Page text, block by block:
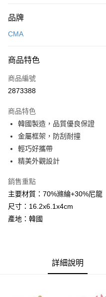
台灣樂天信用卡公司
玉山商業銀行
台灣樂天信用卡公司
1.本服務由台灣大哥大提供，台灣
流程，驗證手機門號後，選擇欲分
3.實際核准額度、可分期數及費用
消。如遇「轉專審核」未通過狀況
法說明評估內容。
【繳款方式說明】
1.分期款項不併入電信帳單，「大
醒簡訊。
2.透過簡訊連結打開帳單後，可選
【注意事項】
1.本服務係由「台灣大哥大股份有
用戶於交易時，得透過本服務購買
買賣價金債權讓與本公司後，依約
2.基於同意付款使用「大哥付你分
AFTEE先享後付
【關於「AFTEE先享後付」】
AFTEE先享後付是「在收到商品之
１．簡單：不需註冊會員、不需綁
３．安心：先確認商品／服務後，再
【「AFTEE先享後付」結帳流程】
１．於結帳方式選擇「AFTEE先享
結帳頁面，進行簡訊認證並確認金
３．收到繳費通知簡訊後14天內，
ATM／網路銀行／等多元方式進行
※ 請注意：結帳手續完成當下不需
購買商品的店家。未經商家同意取
後付繳納相關費用。
ATM付款
運送方式
全家取貨付款
付款後全家取貨
7-11取貨付款
每筆NT$60，滿NT$1,000(含以
品牌
CMA
商品特色
商品編號
2873388
商品特色
韓國製造，品質優良保證
金屬框架，防刮耐撞
輕巧好攜帶
精美外觀設計
銷售重點
主要材質：70%滌綸+30%尼龍
尺寸：16.2x6.1x4cm
產地：韓國
詳細說明